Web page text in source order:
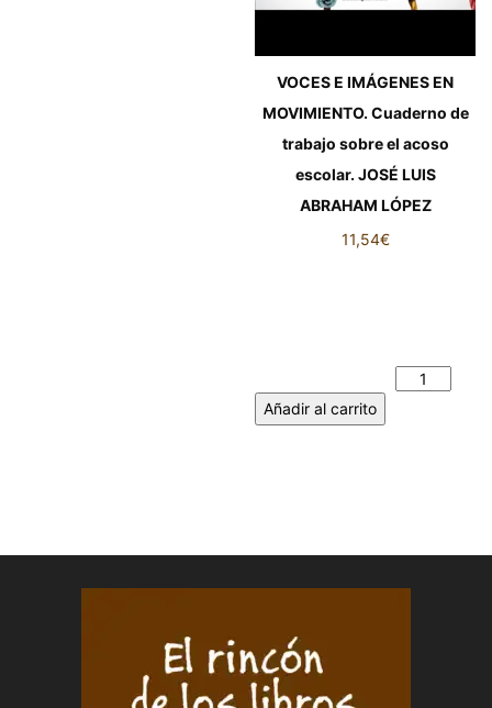
VOCES E IMÁGENES EN
MOVIMIENTO. Cuaderno de
trabajo sobre el acoso
escolar. JOSÉ LUIS
ABRAHAM LÓPEZ
11,54€
Añadir al carrito